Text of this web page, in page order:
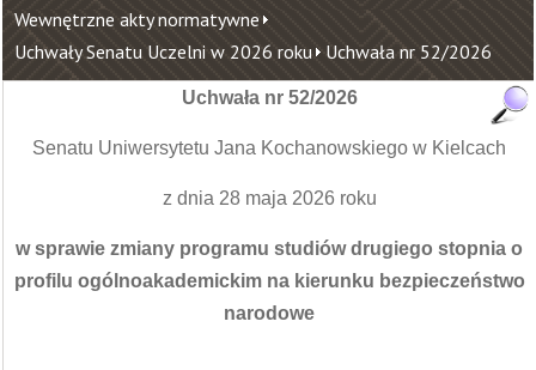
Wewnętrzne akty normatywne
Uchwały Senatu Uczelni w 2026 roku Uchwała nr 52/2026
Uchwała nr 52/2026
Senatu Uniwersytetu Jana Kochanowskiego w Kielcach
z dnia 28 maja 2026 roku
w sprawie zmiany programu studiów drugiego stopnia o
profilu ogólnoakademickim na kierunku bezpieczeństwo
narodowe